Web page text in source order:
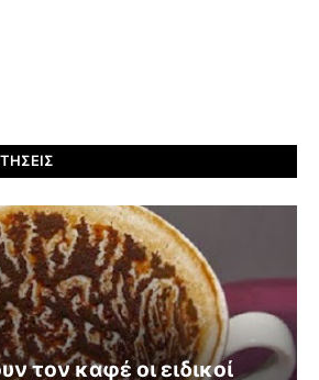
τον καφέ οι ειδικοί